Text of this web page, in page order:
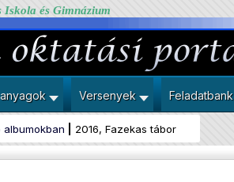
és Gimnázium
Versenyek Feladatbank
albumokban 2016, Fazekas tábor